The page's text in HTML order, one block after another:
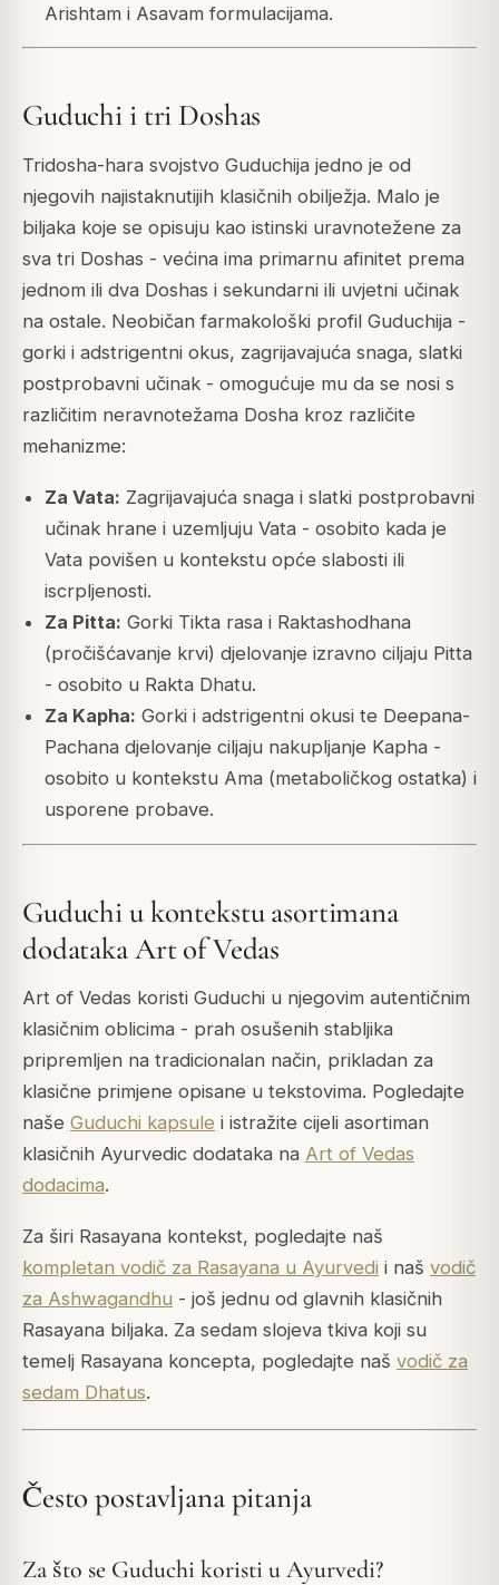
Arishtam i Asavam formulacijama.
Guduchi i tri Doshas
Tridosha-hara svojstvo Guduchija jedno je od
njegovih najistaknutijih klasičnih obilježja. Malo je
biljaka koje se opisuju kao istinski uravnotežene za
sva tri Doshas - većina ima primarnu afinitet prema
jednom ili dva Doshas i sekundarni ili uvjetni učinak
na ostale. Neobičan farmakološki profil Guduchija -
gorki i adstrigentni okus, zagrijavajuća snaga, slatki
postprobavni učinak - omogućuje mu da se nosi s
različitim neravnotežama Dosha kroz različite
mehanizme:
Za Vata: Zagrijavajuća snaga i slatki postprobavni
učinak hrane i uzemljuju Vata - osobito kada je
Vata povišen u kontekstu opće slabosti ili
iscrpljenosti.
Za Pitta: Gorki Tikta rasa i Raktashodhana
(pročišćavanje krvi) djelovanje izravno ciljaju Pitta
- osobito u Rakta Dhatu.
Za Kapha: Gorki i adstrigentni okusi te Deepana-
Pachana djelovanje ciljaju nakupljanje Kapha -
osobito u kontekstu Ama (metaboličkog ostatka) i
usporene probave.
Guduchi u kontekstu asortimana
dodataka Art of Vedas
Art of Vedas koristi Guduchi u njegovim autentičnim
klasičnim oblicima - prah osušenih stabljika
pripremljen na tradicionalan način, prikladan za
klasične primjene opisane u tekstovima. Pogledajte
naše Guduchi kapsule i istražite cijeli asortiman
klasičnih Ayurvedic dodataka na Art of Vedas
dodacima.
Za širi Rasayana kontekst, pogledajte naš
kompletan vodič za Rasayana u Ayurvedi i naš vodič
za Ashwagandhu - još jednu od glavnih klasičnih
Rasayana biljaka. Za sedam slojeva tkiva koji su
temelj Rasayana koncepta, pogledajte naš vodič za
sedam Dhatus.
Često postavljana pitanja
Za što se Guduchi koristi u Ayurvedi?